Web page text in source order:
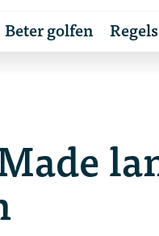
Beter golfen Regels